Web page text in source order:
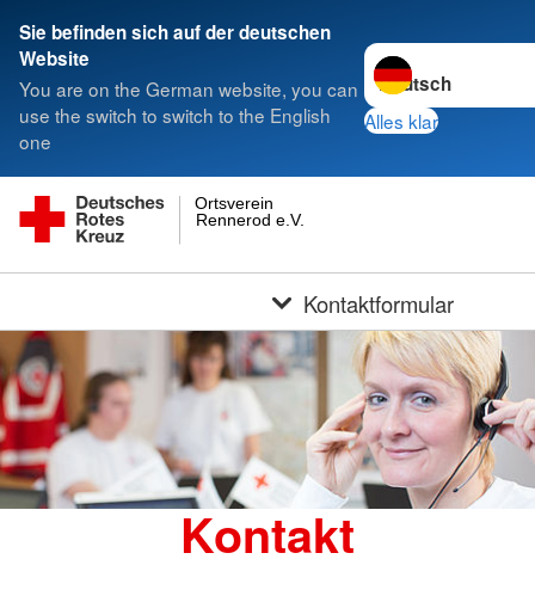
Sie befinden sich auf der deutschen
Website
You are on the German website, you can
use the switch to switch to the English
one
Sprache wechseln
Alles klar
Rennerod e.V.
Ortsverein
Kontaktformular
Kontakt